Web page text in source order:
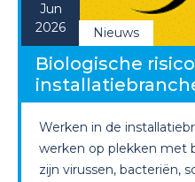
Jun
2026
Nieuws
Biologische
Werken in de
werken op plekken met
zijn virussen, bacteriën,